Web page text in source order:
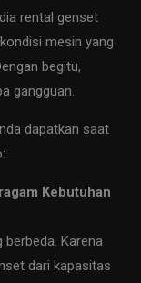
rental genset
mesin yang
begitu,
gangguan.
dapatkan saat
Kebutuhan
Karena
dari kapasitas